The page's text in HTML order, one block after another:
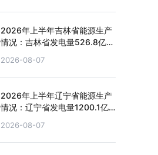
2026年上半年吉林省能源生产
情况：吉林省发电量526.8亿千
2026-08-07
2026年上半年辽宁省能源生产
情况：辽宁省发电量1200.1亿
2026-08-07